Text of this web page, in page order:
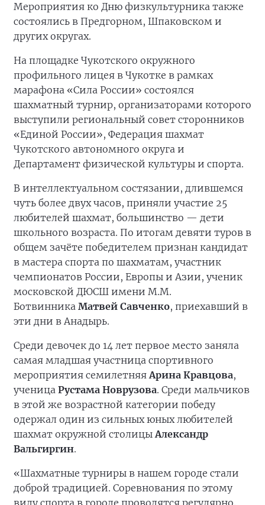
Мероприятия ко Дню физкультурника также
состоялись в Предгорном, Шпаковском и
других округах.
На площадке Чукотского окружного
профильного лицея в Чукотке в рамках
марафона «Сила России» состоялся
шахматный турнир, организаторами которого
выступили региональный совет сторонников
«Единой России», Федерация шахмат
Чукотского автономного округа и
Департамент физической культуры и спорта.
В интеллектуальном состязании, длившемся
чуть более двух часов, приняли участие 25
любителей шахмат, большинство — дети
школьного возраста. По итогам девяти туров в
общем зачёте победителем признан кандидат
в мастера спорта по шахматам, участник
чемпионатов России, Европы и Азии, ученик
московской ДЮСШ имени М.М.
Ботвинника Матвей Савченко, приехавший в
эти дни в Анадырь.
Среди девочек до 14 лет первое место заняла
самая младшая участница спортивного
мероприятия семилетняяАрина Кравцова,
ученица Рустама Новрузова. Среди мальчиков
в этой же возрастной категории победу
одержал один из сильных юных любителей
шахмат окружной столицыАлександр
Вальгиргин.
«Шахматные турниры в нашем городе стали
доброй традицией. Соревнования по этому